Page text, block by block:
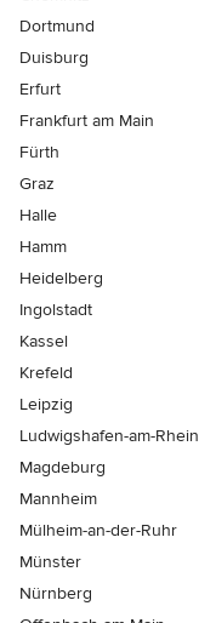
Dortmund
Duisburg
Erfurt
Frankfurt am Main
Fürth
Graz
Halle
Hamm
Heidelberg
Ingolstadt
Kassel
Krefeld
Leipzig
Ludwigshafen-am-Rhein
Magdeburg
Mannheim
Mülheim-an-der-Ruhr
Münster
Nürnberg